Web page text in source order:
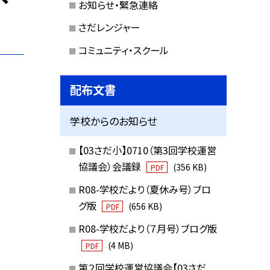
お知らせ・緊急連絡
さだレンジャー
コミュニティ・スクール
配布文書
学校からのお知らせ
【03さだ小】0710（第3回学校運営
協議会）会議録
PDF (356 KB)
R08-学校だより（夏休み号）ブロ
グ版
PDF (656 KB)
R08-学校だより（７月号）ブログ版
PDF (4 MB)